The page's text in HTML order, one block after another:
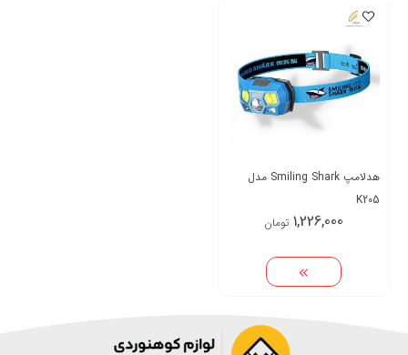
هدلامپ Smiling Shark مدل
K205
1,226,000 تومان